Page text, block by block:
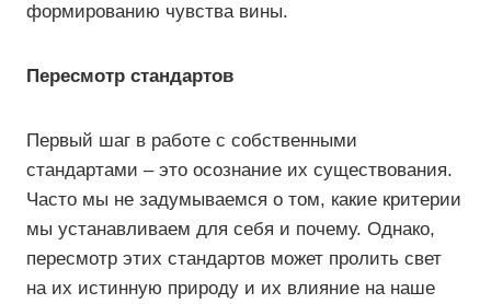
формированию чувства вины.
Пересмотр стандартов
Первый шаг в работе с собственными
стандартами – это осознание их существования.
Часто мы не задумываемся о том, какие критерии
мы устанавливаем для себя и почему. Однако,
пересмотр этих стандартов может пролить свет
на их истинную природу и их влияние на наше